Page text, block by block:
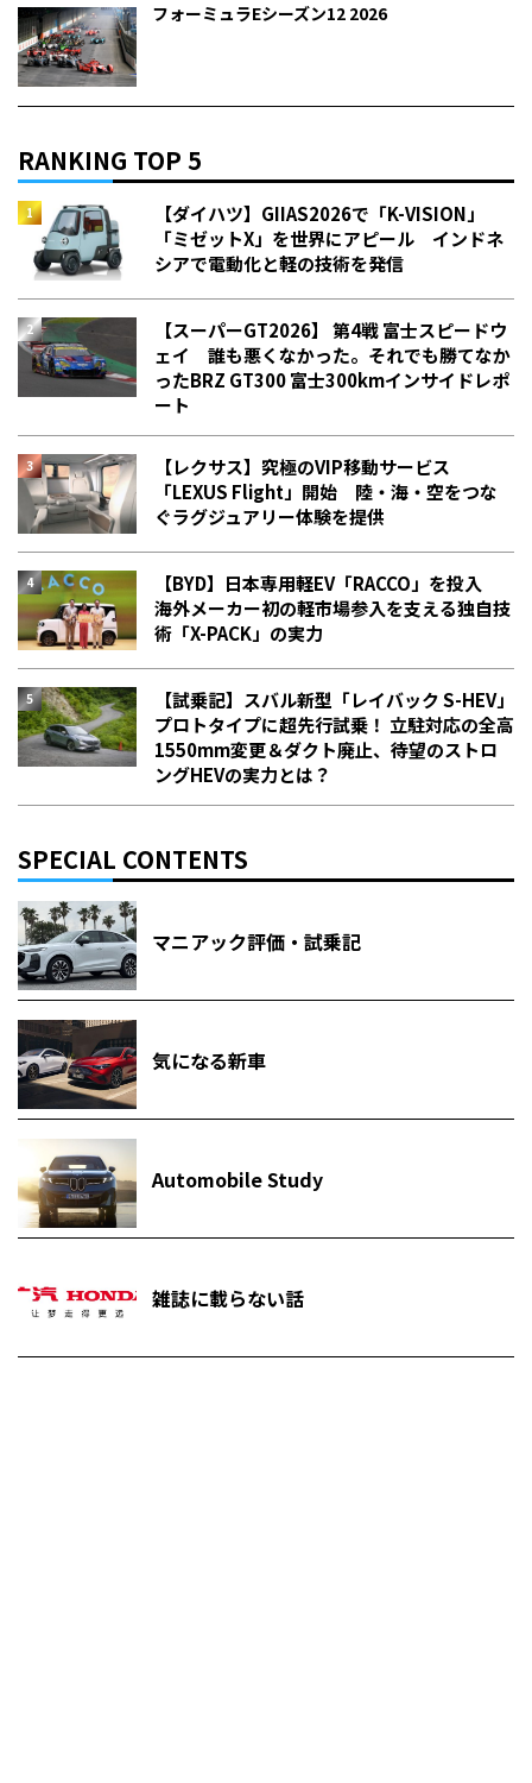
フォーミュラEシーズン12 2026
RANKING TOP 5
【ダイハツ】GIIAS2026で「K-VISION」
「ミゼットX」を世界にアピール インドネ
シアで電動化と軽の技術を発信
【スーパーGT2026】 第4戦 富士スピードウ
ェイ 誰も悪くなかった。それでも勝てなか
った――BRZ GT300 富士300kmインサイドレポ
ート
【レクサス】究極のVIP移動サービス
「LEXUS Flight」開始 陸・海・空をつな
ぐラグジュアリー体験を提供
【BYD】日本専用軽EV「RACCO」を投入
海外メーカー初の軽市場参入を支える独自技
術「X-PACK」の実力
【試乗記】スバル新型「レイバック S-HEV」
プロトタイプに超先行試乗！ 立駐対応の全高
1550mm変更＆ダクト廃止、待望のストロ
ングHEVの実力とは？
SPECIAL CONTENTS
マニアック評価・試乗記
気になる新車
Automobile Study
雑誌に載らない話